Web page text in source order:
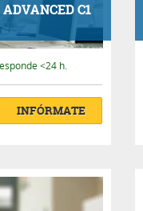
C1
<24 h.
INFÓRMATE